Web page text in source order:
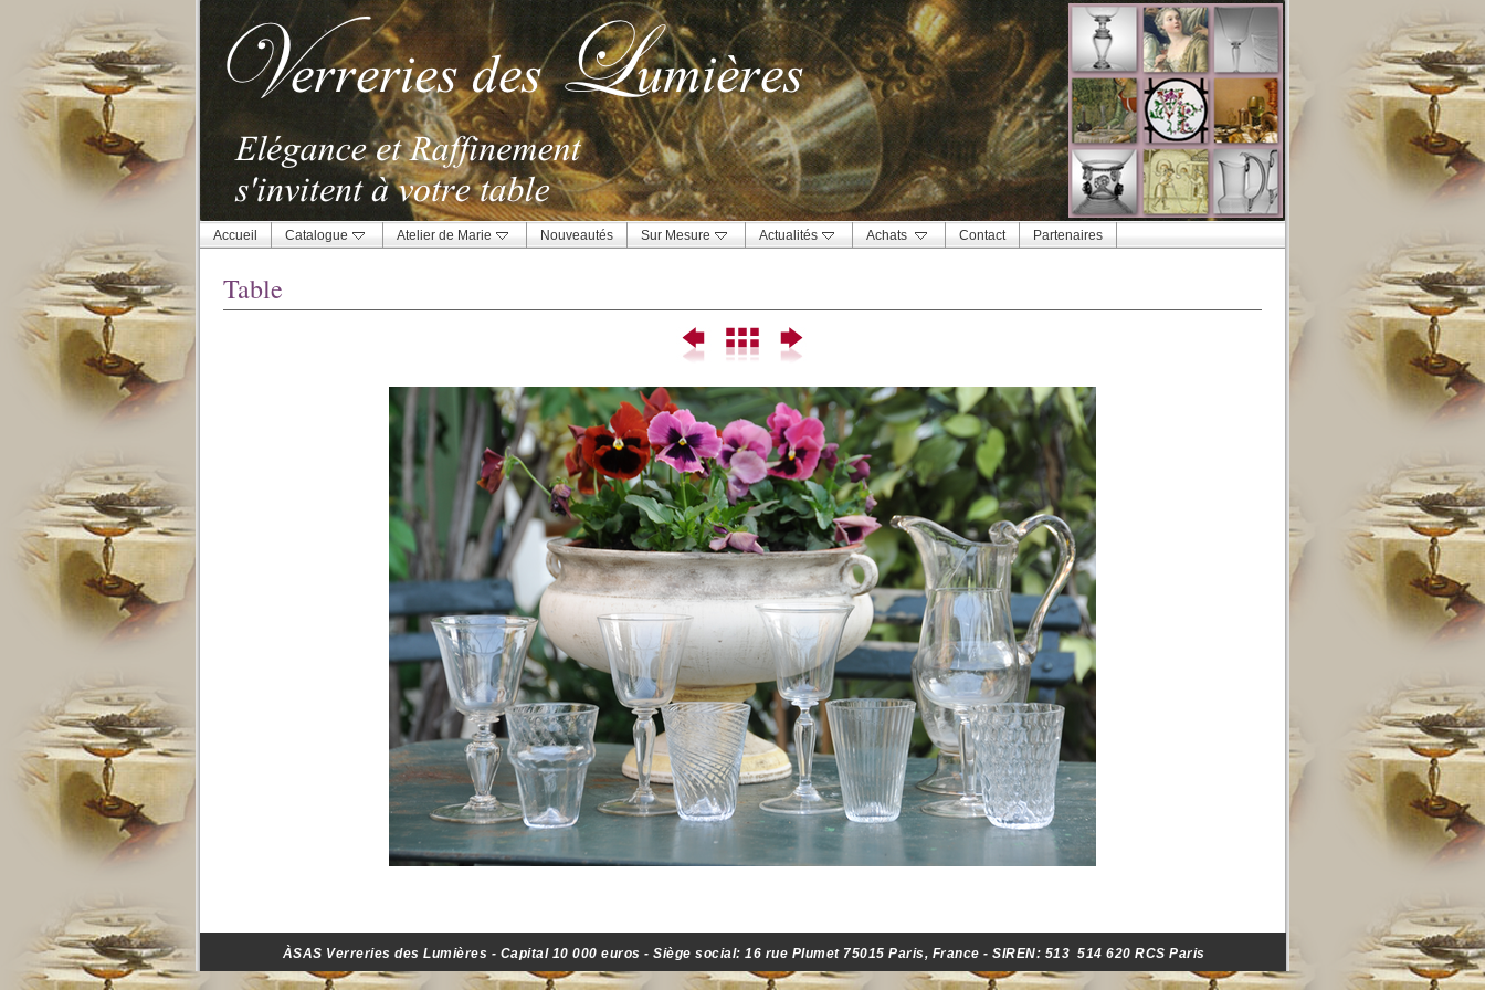
Accueil Catalogue Atelier de Marie Nouveautés Sur Mesure Actualités Achats Contact Partenaires
Table
ÀSAS Verreries des Lumières - Capital 10 000 euros - Siège social: 16 rue Plumet 75015 Paris, France - SIREN: 513 514 620 RCS Paris